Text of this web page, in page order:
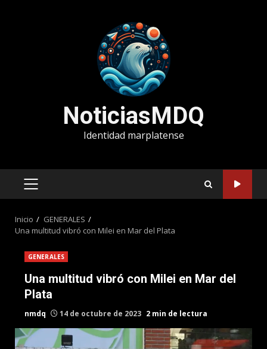
NoticiasMDQ
Identidad marplatense
MENÚ
Inicio
GENERALES
Una multitud vibró con Milei en Mar del Plata
GENERALES
Una multitud vibró con Milei en Mar del
Plata
nmdq 14 de octubre de 2023 2 min de lectura